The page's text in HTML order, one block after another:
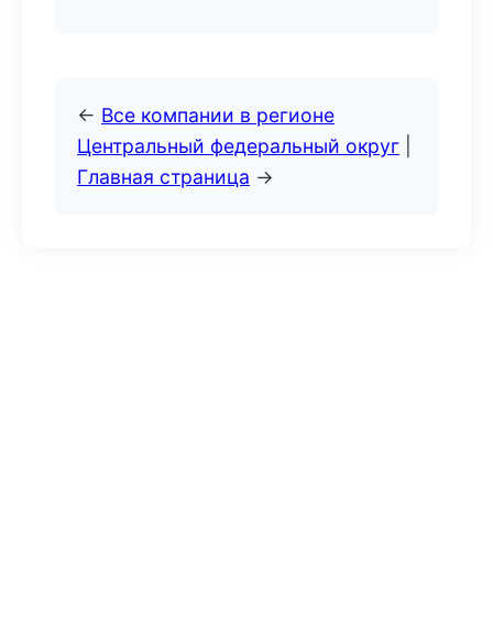
← Все компании в регионе
Центральный федеральный округ
Главная страница →